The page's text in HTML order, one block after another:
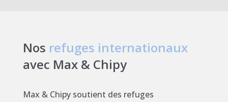
Nos refuges internationaux
avec Max & Chipy
Max & Chipy soutient des refuges